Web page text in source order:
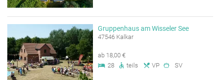
Gruppenhaus am Wisseler See
47546 Kalkar
ab 18,00 €
28
teils VP SV